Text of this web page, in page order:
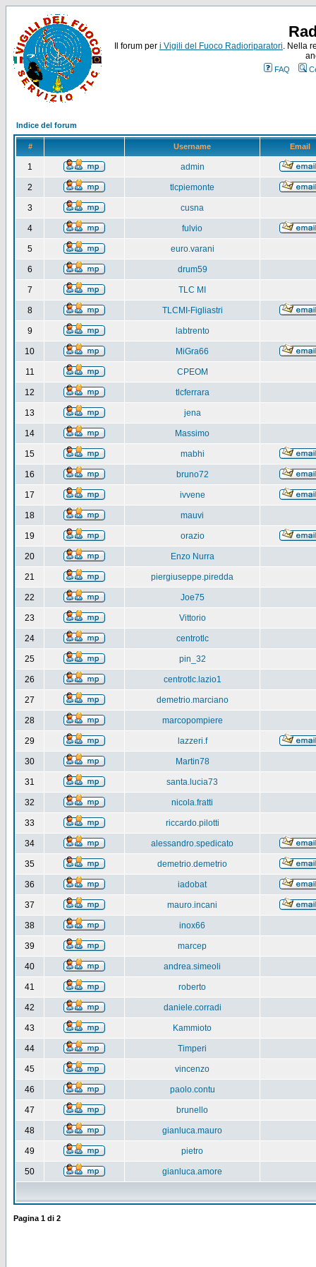
Il forum per i Vigili del Fuoco Radioriparatori. Nella
FAQ
Indice del forum
# Username Email
1 admin
2 tlcpiemonte
3 cusna
4 fulvio
5 euro.varani
6 drum59
7 TLC MI
8 TLCMI-Figliastri
9 labtrento
10 MiGra66
11 CPEOM
12 tlcferrara
13 jena
14 Massimo
15 mabhi
16 bruno72
17 ivvene
18 mauvi
19 orazio
20 Enzo Nurra
21 piergiuseppe.piredda
22 Joe75
23 Vittorio
24 centrotlc
25 pin_32
26 centrotlc.lazio1
27 demetrio.marciano
28 marcopompiere
29 lazzeri.f
30 Martin78
31 santa.lucia73
32 nicola.fratti
33 riccardo.pilotti
34 alessandro.spedicato
35 demetrio.demetrio
36 iadobat
37 mauro.incani
38 inox66
39 marcep
40 andrea.simeoli
41 roberto
42 daniele.corradi
43 Kammioto
44 Timperi
45 vincenzo
46 paolo.contu
47 brunello
48 gianluca.mauro
49 pietro
50 gianluca.amore
Pagina 1 di 2